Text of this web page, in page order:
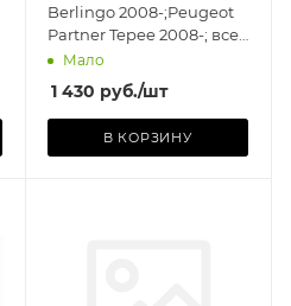
Berlingo 2008-;Peugeot
Partner Tepee 2008-; все
объемы, сталь 2 мм
MOTODOR
Мало
1 430 руб./шт
В КОРЗИНУ